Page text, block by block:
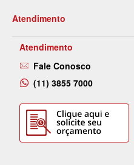
Atendimento
Atendimento
Fale Conosco
(11) 3855 7000